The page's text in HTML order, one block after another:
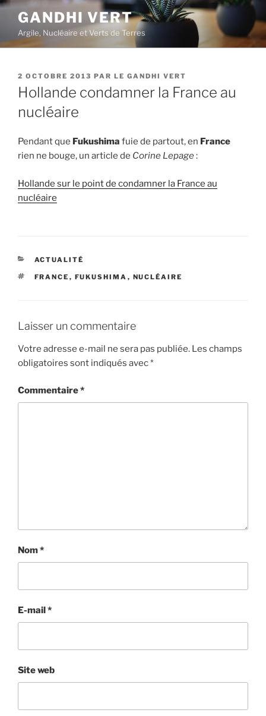
Aller
contenu
principal
GANDHI VERT
Argile, Nucléaire et Verts de Terres
PUBLIÉ
LE
2 OCTOBRE 2013 PAR LE GANDHI VERT
Hollande condamner la France au
nucléaire
Pendant que Fukushima fuie de partout, en France
rien ne bouge, un article de Corine Lepage:
Hollande sur le point de condamner la France au
nucléaire
CATÉGORIES
ACTUALITÉ
ÉTIQUETTES
FRANCE , FUKUSHIMA , NUCLÉAIRE
Laisser un commentaire
Votre adresse e-mail ne sera pas publiée. Les champs
obligatoires sont indiqués avec*
Commentaire*
Nom*
E-mail*
Site web